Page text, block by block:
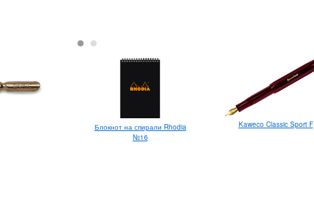
Блокнот на спирали Rhodia
№16
Kaweco Classic Sport F